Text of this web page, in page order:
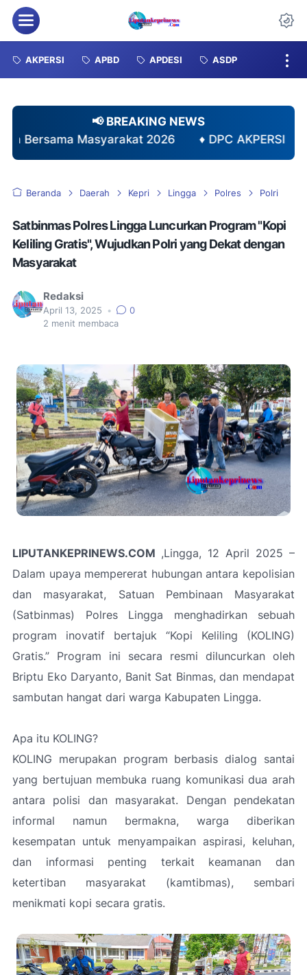
Menu
AKPERSI APBD APDESI ASDP
📢 BREAKING NEWS
2026
♦DPC AKPERSI Kabupaten
Beranda Daerah Kepri Lingga Polres Polri
Satbinmas Polres Lingga Luncurkan Program "Kopi
Keliling Gratis", Wujudkan Polri yang Dekat dengan
Masyarakat
Redaksi
April 13, 2025 •
0
2 menit membaca
LIPUTANKEPRINEWS.COM ,Lingga, 12 April 2025 –
Dalam upaya mempererat hubungan antara kepolisian
dan masyarakat, Satuan Pembinaan Masyarakat
(Satbinmas) Polres Lingga menghadirkan sebuah
program inovatif bertajuk “Kopi Keliling (KOLING)
Gratis.” Program ini secara resmi diluncurkan oleh
Briptu Eko Daryanto, Banit Sat Binmas, dan mendapat
sambutan hangat dari warga Kabupaten Lingga.
Apa itu KOLING?
KOLING merupakan program berbasis dialog santai
yang bertujuan membuka ruang komunikasi dua arah
antara polisi dan masyarakat. Dengan pendekatan
informal namun bermakna, warga diberikan
kesempatan untuk menyampaikan aspirasi, keluhan,
dan informasi penting terkait keamanan dan
ketertiban masyarakat (kamtibmas), sembari
menikmati kopi secara gratis.